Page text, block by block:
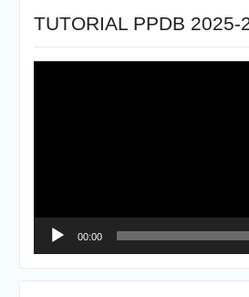
TUTORIAL PPDB 2025-
00:00